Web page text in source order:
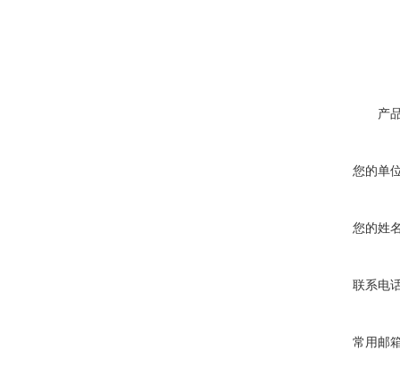
产
您的单
您的姓
联系电
常用邮